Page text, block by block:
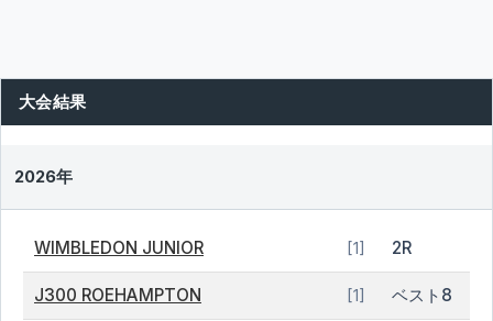
大会結果
2026年
WIMBLEDON JUNIOR [1] 2R
J300 ROEHAMPTON [1] ベスト8